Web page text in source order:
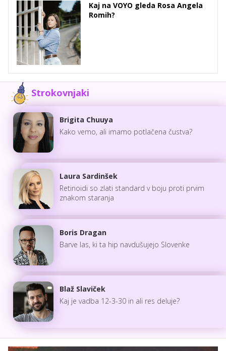
Kaj na VOYO gleda Rosa Angela
Romih?
Strokovnjaki
Brigita Chuuya
Kako vemo, ali imamo potlačena čustva?
Laura Sardinšek
Retinoidi so zlati standard v boju proti prvim
znakom staranja
Boris Dragan
Barve las, ki ta hip navdušujejo Slovenke
Blaž Slaviček
Kaj je vadba 12-3-30 in ali res deluje?